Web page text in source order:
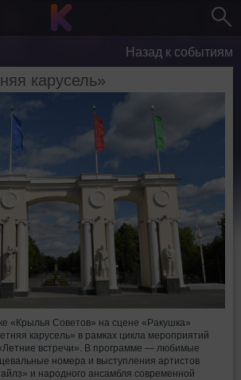
Назад к событиям
карусель»
«Крылья Советов» на сцене «Ракушка»
карусель» в рамках цикла мероприятий
встречи». В программе — любимые
номера и выступления артистов
и народного ансамбля современной